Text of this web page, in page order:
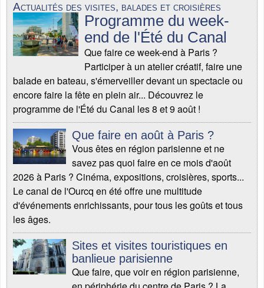
Actualités des visites, balades et croisières
Programme du week-
end de l'Été du Canal
Que faire ce week-end à Paris ?
Participer à un atelier créatif, faire une
balade en bateau, s'émerveiller devant un spectacle ou
encore faire la fête en plein air... Découvrez le
programme de l'Été du Canal les 8 et 9 août !
Que faire en août à Paris ?
Vous êtes en région parisienne et ne
savez pas quoi faire en ce mois d'août
2026 à Paris ? Cinéma, expositions, croisières, sports...
Le canal de l'Ourcq en été offre une multitude
d'événements enrichissants, pour tous les goûts et tous
les âges.
Sites et visites touristiques en
banlieue parisienne
Que faire, que voir en région parisienne,